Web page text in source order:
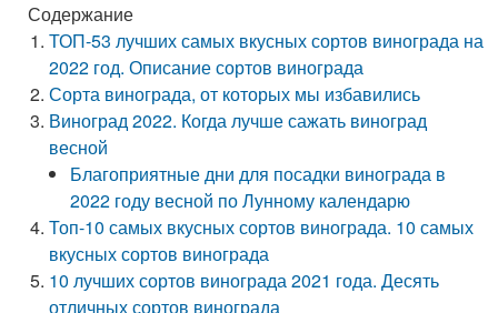
Содержание
ТОП-53 лучших самых вкусных сортов винограда на
2022 год. Описание сортов винограда
Сорта винограда, от которых мы избавились
Виноград 2022. Когда лучше сажать виноград
весной
Благоприятные дни для посадки винограда в
2022 году весной по Лунному календарю
Топ-10 самых вкусных сортов винограда. 10 самых
вкусных сортов винограда
10 лучших сортов винограда 2021 года. Десять
отличных сортов винограда